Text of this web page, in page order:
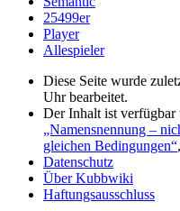
25499er
Player
Allespieler
Diese Seite wurde
Uhr bearbeitet.
Der Inhalt ist verfügbar
„Namensnennung –
gleichen Bedingungen“
Datenschutz
Über Kubbwiki
Haftungsausschluss